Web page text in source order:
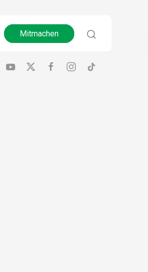
Mitmachen